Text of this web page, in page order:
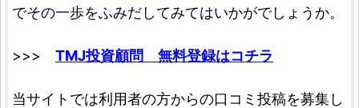
でその一歩をふみだしてみてはいかがでしょうか。
>>> TMJ投資顧問 無料登録はコチラ
当サイトでは利用者の方からの口コミ投稿を募集し